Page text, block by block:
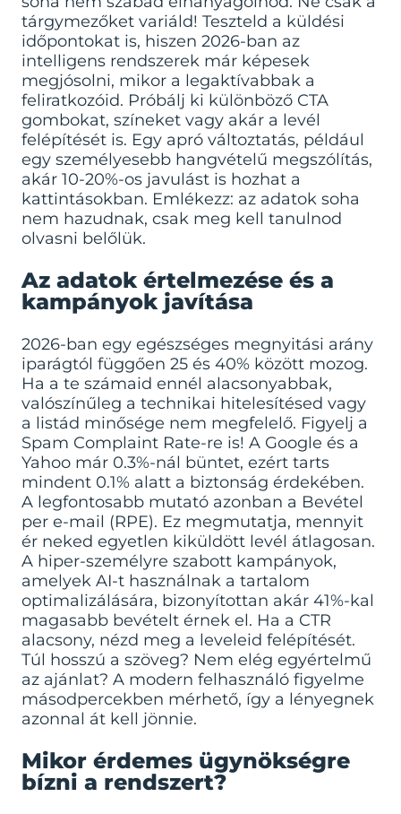
tárgymezőket variáld! Teszteld a küldési
időpontokat is, hiszen 2026-ban az
intelligens rendszerek már képesek
megjósolni, mikor a legaktívabbak a
feliratkozóid. Próbálj ki különböző CTA
gombokat, színeket vagy akár a levél
felépítését is. Egy apró változtatás, például
egy személyesebb hangvételű megszólítás,
akár 10-20%-os javulást is hozhat a
kattintásokban. Emlékezz: az adatok soha
nem hazudnak, csak meg kell tanulnod
olvasni belőlük.
Az adatok értelmezése és a
kampányok javítása
2026-ban egy egészséges megnyitási arány
iparágtól függően 25 és 40% között mozog.
Ha a te számaid ennél alacsonyabbak,
valószínűleg a technikai hitelesítésed vagy
a listád minősége nem megfelelő. Figyelj a
Spam Complaint Rate-re is! A Google és a
Yahoo már 0.3%-nál büntet, ezért tarts
mindent 0.1% alatt a biztonság érdekében.
A legfontosabb mutató azonban a Bevétel
per e-mail (RPE). Ez megmutatja, mennyit
ér neked egyetlen kiküldött levél átlagosan.
A hiper-személyre szabott kampányok,
amelyek AI-t használnak a tartalom
optimalizálására, bizonyítottan akár 41%-kal
magasabb bevételt érnek el. Ha a CTR
alacsony, nézd meg a leveleid felépítését.
Túl hosszú a szöveg? Nem elég egyértelmű
az ajánlat? A modern felhasználó figyelme
másodpercekben mérhető, így a lényegnek
azonnal át kell jönnie.
Mikor érdemes ügynökségre
bízni a rendszert?